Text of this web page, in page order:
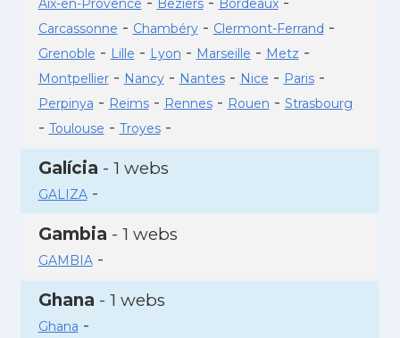
Aix-en-Provence Beziers Bordeaux
Carcassonne - Chambéry- Clermont-Ferrand -
Grenoble - Lille - Lyon - Marseille - Metz -
Montpellier- Nancy- Nantes- Nice - Paris-
Perpinya - Reims- Rennes- Rouen - Strasbourg
- Toulouse - Troyes-
Galícia - 1 webs
GALIZA-
Gambia - 1 webs
GAMBIA-
Ghana - 1 webs
Ghana -